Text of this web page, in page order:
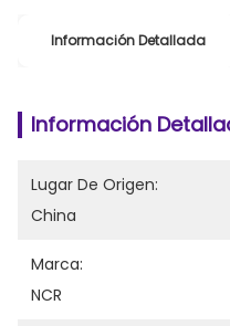
Información Detallada
Información
Lugar De Origen:
China
Marca:
NCR